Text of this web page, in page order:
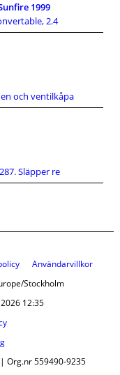
1999
2.4
och ventilkåpa
Släpper re
Användarvillkor
Stockholm
12:35
Org.nr 559490-9235